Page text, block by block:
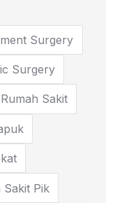
Surgery
Surgery
Rumah Sakit
Sakit Pik